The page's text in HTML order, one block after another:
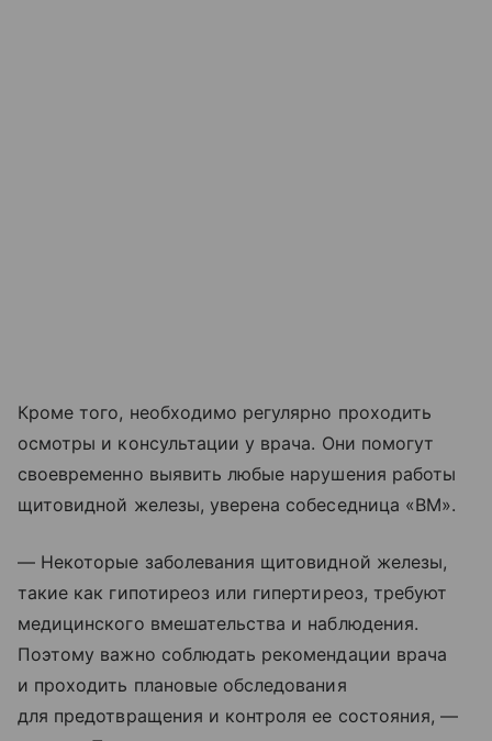
Кроме того, необходимо регулярно проходить
осмотры и консультации у врача. Они помогут
своевременно выявить любые нарушения работы
щитовидной железы, уверена собеседница «ВМ».
— Некоторые заболевания щитовидной железы,
такие как гипотиреоз или гипертиреоз, требуют
медицинского вмешательства и наблюдения.
Поэтому важно соблюдать рекомендации врача
и проходить плановые обследования
для предотвращения и контроля ее состояния, —